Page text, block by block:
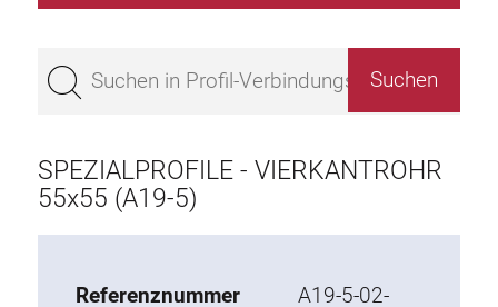
Bestseller
Profile Basis 45
Profile Basis 40
SPEZIALPROFILE - VIERKANTROHR
55x55 (A19-5)
Referenznummer
A19-5-02-